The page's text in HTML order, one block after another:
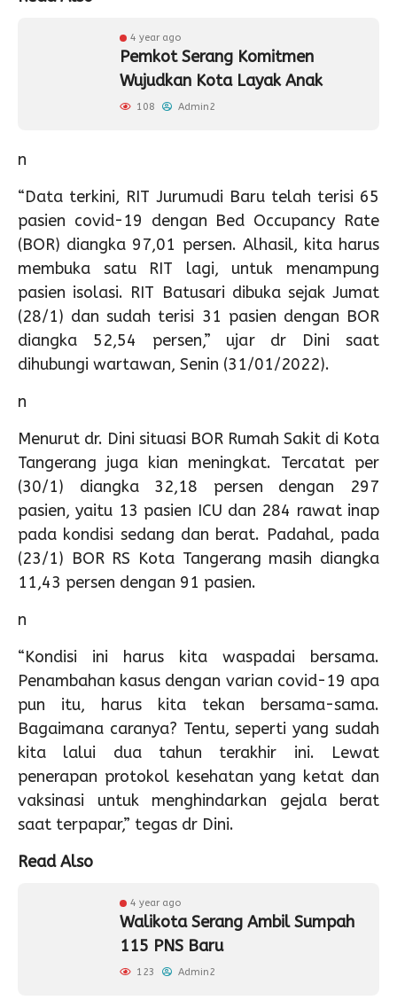
4 year ago
Pemkot Serang Komitmen
Wujudkan Kota Layak Anak
108 Admin2
n
“Data terkini, RIT Jurumudi Baru telah terisi 65
pasien covid-19 dengan Bed Occupancy Rate
(BOR) diangka 97,01 persen. Alhasil, kita harus
membuka satu RIT lagi, untuk menampung
pasien isolasi. RIT Batusari dibuka sejak Jumat
(28/1) dan sudah terisi 31 pasien dengan BOR
diangka 52,54 persen,” ujar dr Dini saat
dihubungi wartawan, Senin (31/01/2022).
n
Menurut dr. Dini situasi BOR Rumah Sakit di Kota
Tangerang juga kian meningkat. Tercatat per
(30/1) diangka 32,18 persen dengan 297
pasien, yaitu 13 pasien ICU dan 284 rawat inap
pada kondisi sedang dan berat. Padahal, pada
(23/1) BOR RS Kota Tangerang masih diangka
11,43 persen dengan 91 pasien.
n
“Kondisi ini harus kita waspadai bersama.
Penambahan kasus dengan varian covid-19 apa
pun itu, harus kita tekan bersama-sama.
Bagaimana caranya? Tentu, seperti yang sudah
kita lalui dua tahun terakhir ini. Lewat
penerapan protokol kesehatan yang ketat dan
vaksinasi untuk menghindarkan gejala berat
saat terpapar,” tegas dr Dini.
Read Also
4 year ago
Walikota Serang Ambil Sumpah
115 PNS Baru
123 Admin2